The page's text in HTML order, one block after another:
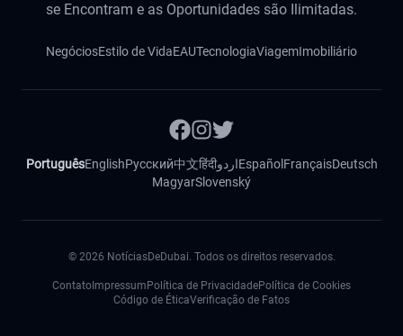
se Encontram e as Oportunidades são Ilimitadas.
NegóciosEstilo de VidaEAUTecnologiaViagemImobiliário
PortuguêsEnglishРусский中文हिंदीاردوEspañol FrançaisDeutsch
MagyarSlovenský
© 2026 NotíciasDeDubai. Todos os direitos reservados.
Contato Impressum Política de PrivacidadePolítica de Cookies
Código de ÉticaVerificação de Fatos